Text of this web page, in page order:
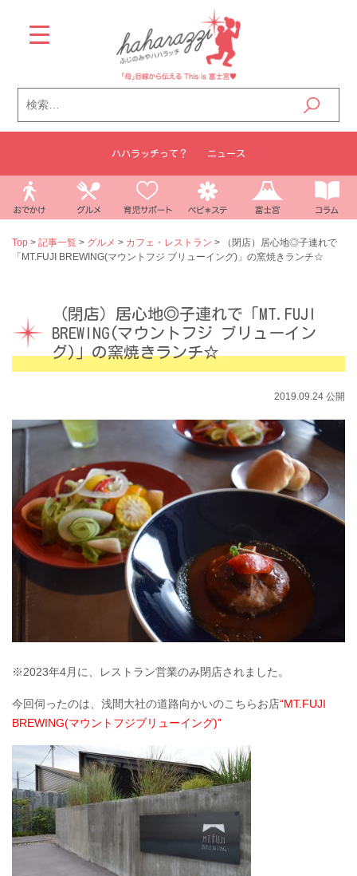
content
ハハラッチって？ ニュース
索:
Top > 記事一覧 > グルメ > カフェ・レストラン >
（閉店）居心地◎子連れで
「MT.FUJI BREWING(マウントフジ ブリューイング)」の窯焼きランチ☆
（閉店）居心地◎子連れで「MT.FUJI
BREWING(マウントフジ ブリューイン
グ)」の窯焼きランチ☆
2019.09.24 公開
※2023年4月に、レストラン営業のみ閉店されました。
今回伺ったのは、浅間大社の道路向かいのこちらお店“MT.FUJI
BREWING(マウントフジブリューイング)”